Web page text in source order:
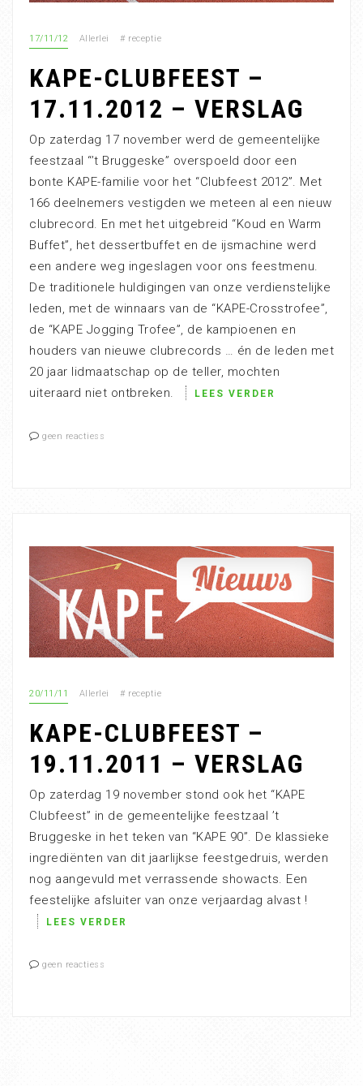
17/11/12 Allerlei # receptie
KAPE-CLUBFEEST –
17.11.2012 – VERSLAG
Op zaterdag 17 november werd de gemeentelijke
feestzaal “’t Bruggeske” overspoeld door een
bonte KAPE-familie voor het “Clubfeest 2012”. Met
166 deelnemers vestigden we meteen al een nieuw
clubrecord. En met het uitgebreid “Koud en Warm
Buffet”, het dessertbuffet en de ijsmachine werd
een andere weg ingeslagen voor ons feestmenu.
De traditionele huldigingen van onze verdienstelijke
leden, met de winnaars van de “KAPE-Crosstrofee”,
de “KAPE Jogging Trofee”, de kampioenen en
houders van nieuwe clubrecords … én de leden met
20 jaar lidmaatschap op de teller, mochten
uiteraard niet ontbreken.
LEES VERDER
geen reactiess
20/11/11 Allerlei # receptie
KAPE-CLUBFEEST –
19.11.2011 – VERSLAG
Op zaterdag 19 november stond ook het “KAPE
Clubfeest” in de gemeentelijke feestzaal ’t
Bruggeske in het teken van “KAPE 90”. De klassieke
ingrediënten van dit jaarlijkse feestgedruis, werden
nog aangevuld met verrassende showacts. Een
feestelijke afsluiter van onze verjaardag alvast !
LEES VERDER
geen reactiess